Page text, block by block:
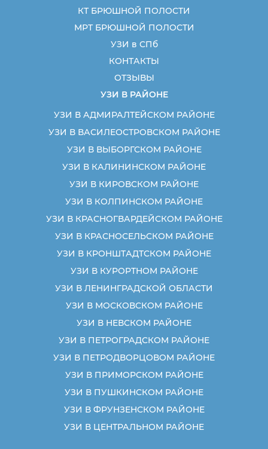
КТ БРЮШНОЙ ПОЛОСТИ
МРТ БРЮШНОЙ ПОЛОСТИ
УЗИ в СПб
КОНТАКТЫ
ОТЗЫВЫ
УЗИ В РАЙОНЕ
УЗИ В АДМИРАЛТЕЙСКОМ РАЙОНЕ
УЗИ В ВАСИЛЕОСТРОВСКОМ РАЙОНЕ
УЗИ В ВЫБОРГСКОМ РАЙОНЕ
УЗИ В КАЛИНИНСКОМ РАЙОНЕ
УЗИ В КИРОВСКОМ РАЙОНЕ
УЗИ В КОЛПИНСКОМ РАЙОНЕ
УЗИ В КРАСНОГВАРДЕЙСКОМ РАЙОНЕ
УЗИ В КРАСНОСЕЛЬСКОМ РАЙОНЕ
УЗИ В КРОНШТАДТСКОМ РАЙОНЕ
УЗИ В КУРОРТНОМ РАЙОНЕ
УЗИ В ЛЕНИНГРАДСКОЙ ОБЛАСТИ
УЗИ В МОСКОВСКОМ РАЙОНЕ
УЗИ В НЕВСКОМ РАЙОНЕ
УЗИ В ПЕТРОГРАДСКОМ РАЙОНЕ
УЗИ В ПЕТРОДВОРЦОВОМ РАЙОНЕ
УЗИ В ПРИМОРСКОМ РАЙОНЕ
УЗИ В ПУШКИНСКОМ РАЙОНЕ
УЗИ В ФРУНЗЕНСКОМ РАЙОНЕ
УЗИ В ЦЕНТРАЛЬНОМ РАЙОНЕ